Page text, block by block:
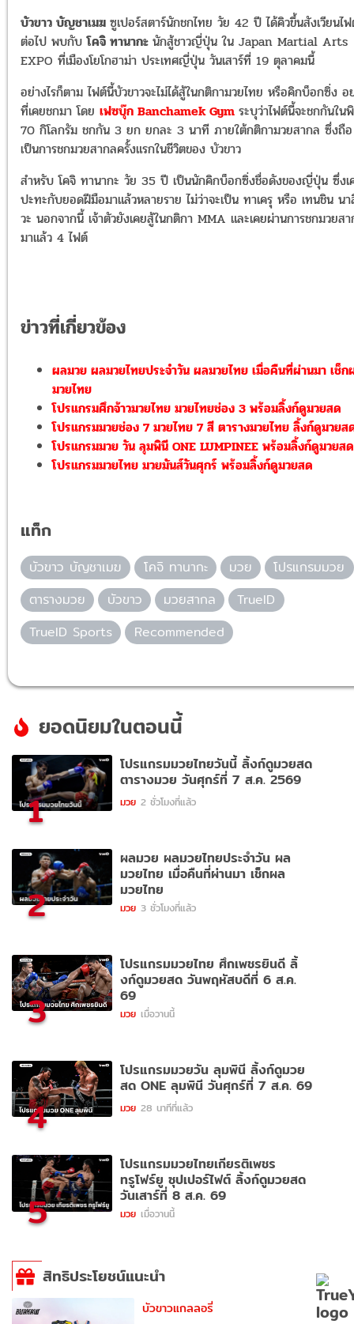
บัวขาว บัญชาเมฆ ซูเปอร์สตาร์นักชกไทย วัย 42 ปี ได้คิวขึ้นสังเวียนไ
ต่อไป พบกับโคจิ ทานากะ นักสู้ชาวญี่ปุ่น ใน Japan Martial Arts
EXPO ที่เมืองโยโกฮาม่า ประเทศญี่ปุ่น วันเสาร์ที่ 19 ตุลาคมนี้
อย่างไรก็ตาม ไฟต์นี้บัวขาวจะไม่ได้สู้ในกติกามวยไทย หรือคิกบ็อกซิ่ง อ
ที่เคยชกมา โดย เฟซบุ๊ก Banchamek Gym ระบุว่าไฟต์นี้จะชกกันใน
70 กิโลกรัม ชกกัน 3 ยก ยกละ 3 นาที ภายใต้กติกามวยสากล ซึ่งถือ
เป็นการชกมวยสากลครั้งแรกในชีวิตของ บัวขาว
สำหรับ โคจิ ทานากะ วัย 35 ปี เป็นนักคิกบ็อกซิ่งชื่อดังของญี่ปุ่น ซึ่งเ
ปะทะกับยอดฝีมือมาแล้วหลายราย ไม่ว่าจะเป็น ทาเครุ หรือ เทนชิน น
วะ นอกจากนี้ เจ้าตัวยังเคยสู้ในกติกา MMA และเคยผ่านการชกมวยส
มาแล้ว 4 ไฟต์
ข่าวที่เกี่ยวข้อง
ผลมวย ผลมวยไทยประจำวัน ผลมวยไทย เมื่อคืนที่ผ่านมา เช็ก
มวยไทย
โปรแกรมศึกจ้าวมวยไทย มวยไทยช่อง 3 พร้อมลิ้งก์ดูมวยสด
โปรแกรมมวยช่อง 7 มวยไทย 7 สี ตารางมวยไทย ลิ้งก์ดูมวยส
โปรแกรมมวย วัน ลุมพินี ONE LUMPINEE พร้อมลิ้งก์ดูมวยสด
โปรแกรมมวยไทย มวยมันส์วันศุกร์ พร้อมลิ้งก์ดูมวยสด
แท็ก
บัวขาว บัญชาเมฆ โคจิ ทานากะ มวย
โปรแกรมมวย
ตารางมวย
บัวขาว มวยสากล
TrueID
TrueID Sports
Recommended
ยอดนิยมในตอนนี้
1
โปรแกรมมวยไทยวันนี้ ลิ้งก์ดูมวยสด
ตารางมวย วันศุกร์ที่ 7 ส.ค. 2569
มวย 2 ชั่วโมงที่แล้ว
2
ผลมวย ผลมวยไทยประจำวัน ผล
มวยไทย เมื่อคืนที่ผ่านมา เช็กผล
มวยไทย
มวย 3 ชั่วโมงที่แล้ว
3
โปรแกรมมวยไทย ศึกเพชรยินดี ลิ้
งก์ดูมวยสด วันพฤหัสบดีที่ 6 ส.ค.
69
มวย เมื่อวานนี้
4
โปรแกรมมวยวัน ลุมพินี ลิ้งก์ดูมวย
สด ONE ลุมพินี วันศุกร์ที่ 7 ส.ค. 69
มวย 28 นาทีที่แล้ว
5
โปรแกรมมวยไทยเกียรติเพชร
ทรูโฟร์ยู ซุปเปอร์ไฟต์ ลิ้งก์ดูมวยสด
วันเสาร์ที่ 8 ส.ค. 69
มวย เมื่อวานนี้
สิทธิประโยชน์แนะนำ
บัวขาวแกลลอรี่